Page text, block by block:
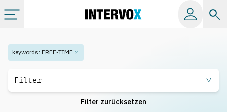
Kategorien
keywords: FREE-TIME
Filter
Filter zurücksetzen